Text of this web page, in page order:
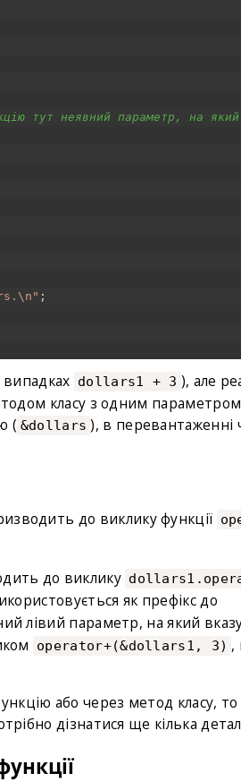
тут неявний параметр, на
;
dollars1 + 3 ), але
класу з одним
( &dollars ), в перевантаженні
до виклику функції
до виклику
як префікс до
лівий параметр, на який
operator+(&dollars1, 3) ,
або через метод класу, то
дізнатися ще кілька